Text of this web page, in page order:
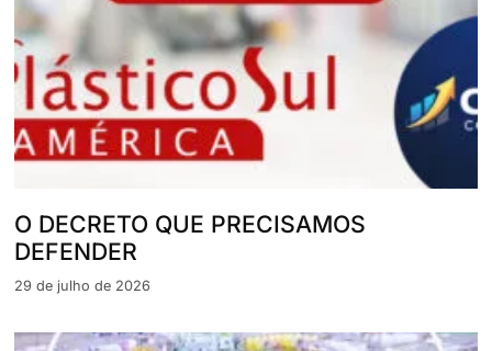
O DECRETO QUE PRECISAMOS
DEFENDER
29 de julho de 2026